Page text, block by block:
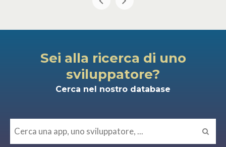
Sei alla ricerca di uno
sviluppatore?
Cerca nel nostro database